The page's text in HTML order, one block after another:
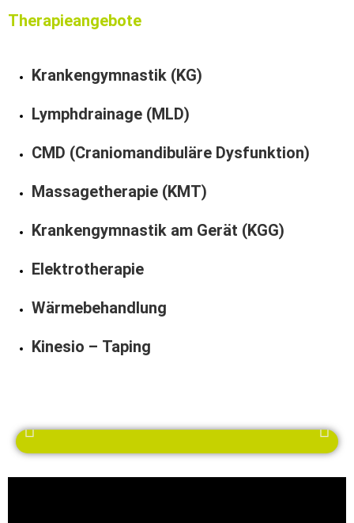
Therapieangebote
Krankengymnastik (KG)
Lymphdrainage (MLD)
CMD (Craniomandibuläre Dysfunktion)
Massagetherapie (KMT)
Krankengymnastik am Gerät (KGG)
Elektrotherapie
Wärmebehandlung
Kinesio – Taping